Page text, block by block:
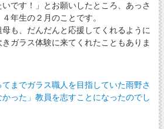
です！」とお願いしたところ、あっさ
年生の２月のことです。
も、だんだんと応援してくれるように
ガラス体験に来てくれたこともありま
までガラス職人を目指していた雨野さ
った」教員を志すことになったのでし